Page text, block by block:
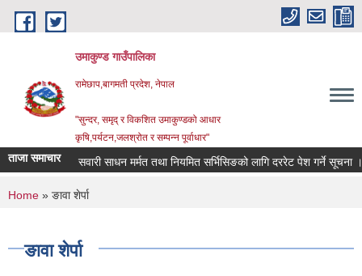
Skip to main content
उमाकुण्ड गाउँपालिका
रामेछाप,बागमती प्रदेश, नेपाल
"सुन्दर, समृद् र विकशित उमाकुण्डको आधार
कृषि,पर्यटन,जलश्रोत र सम्पन्न पूर्वाधार"
ताजा समाचारसवारी साधन मर्मत तथा नियमित सर्भिसिङको लागि दररेट पेश गर्ने सूचना ।
You are here
Home » ङावा शेर्पा
ङावा शेर्पा